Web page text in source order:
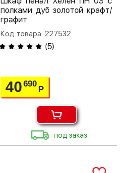
полками дуб золотой крафт/
графит
Код товара: 227532
(5)
40690
Р
под заказ